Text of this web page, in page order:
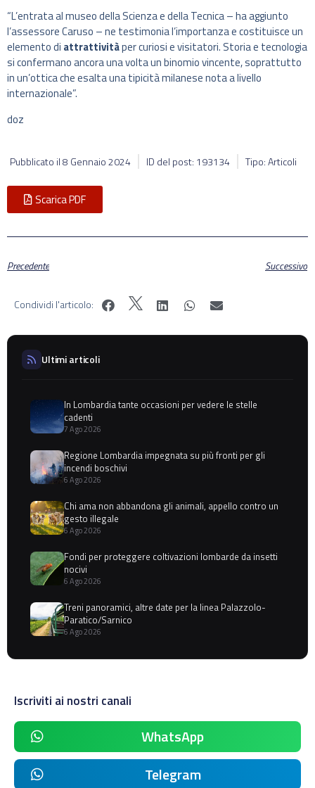
“L’entrata al museo della Scienza e della Tecnica – ha aggiunto
l’assessore Caruso – ne testimonia l’importanza e costituisce un
elemento di attrattivitàper curiosi e visitatori. Storia e tecnologia
si confermano ancora una volta un binomio vincente, soprattutto
in un’ottica che esalta una tipicità milanese nota a livello
internazionale”.
doz
Pubblicato il8 Gennaio 2024 ID del post: 193134 Tipo: Articoli
Scarica PDF
Precedente Successivo
Condividi l'articolo:
Ultimi articoli
In Lombardia tante occasioni per vedere le stelle
cadenti
7 Ago 2026
Regione Lombardia impegnata su più fronti per gli
incendi boschivi
6 Ago 2026
Chi ama non abbandona gli animali, appello contro un
gesto illegale
6 Ago 2026
Fondi per proteggere coltivazioni lombarde da insetti
nocivi
6 Ago 2026
Treni panoramici, altre date per la linea Palazzolo-
Paratico/Sarnico
6 Ago 2026
Iscriviti ai nostri canali
WhatsApp
Telegram